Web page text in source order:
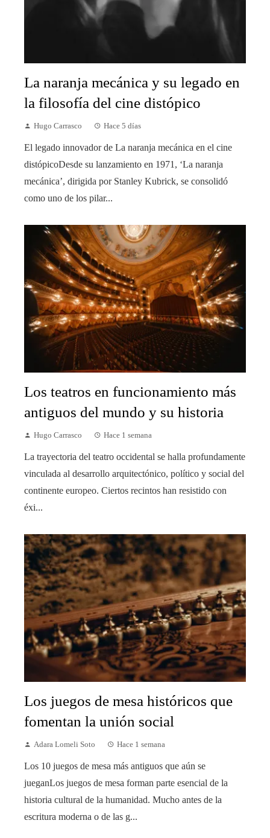
La naranja mecánica y su legado en
la filosofía del cine distópico
Hugo Carrasco Hace 5 días
El legado innovador de La naranja mecánica en el cine
distópicoDesde su lanzamiento en 1971, ‘La naranja
mecánica’, dirigida por Stanley Kubrick, se consolidó
como uno de los pilar...
Los teatros en funcionamiento más
antiguos del mundo y su historia
Hugo Carrasco Hace 1 semana
La trayectoria del teatro occidental se halla profundamente
vinculada al desarrollo arquitectónico, político y social del
continente europeo. Ciertos recintos han resistido con
éxi...
Los juegos de mesa históricos que
fomentan la unión social
Adara Lomeli Soto Hace 1 semana
Los 10 juegos de mesa más antiguos que aún se
jueganLos juegos de mesa forman parte esencial de la
historia cultural de la humanidad. Mucho antes de la
escritura moderna o de las g...